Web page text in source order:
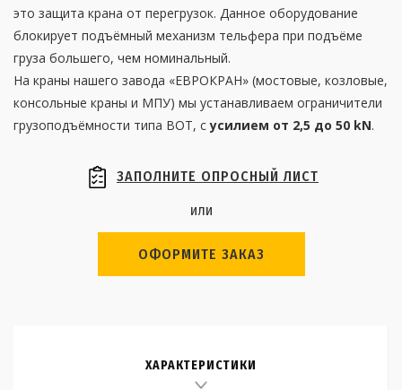
это защита крана от перегрузок. Данное оборудование
блокирует подъёмный механизм тельфера при подъёме
груза большего, чем номинальный.
На краны нашего завода «ЕВРОКРАН» (мостовые, козловые,
консольные краны и МПУ) мы устанавливаем ограничители
грузоподъёмности типа ВОТ, сусилием от 2,5 до 50 kN.
ЗАПОЛНИТЕ ОПРОСНЫЙ ЛИСТ
или
ОФОРМИТЕ ЗАКАЗ
ХАРАКТЕРИСТИКИ